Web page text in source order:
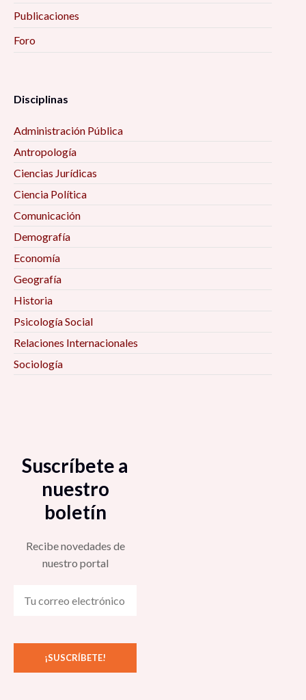
Publicaciones
Foro
Disciplinas
Administración Pública
Antropología
Ciencias Jurídicas
Ciencia Política
Comunicación
Demografía
Economía
Geografía
Historia
Psicología Social
Relaciones Internacionales
Sociología
Suscríbete a
nuestro
boletín
Recibe novedades de
nuestro portal